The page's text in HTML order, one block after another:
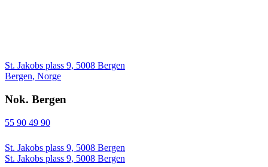
St. Jakobs plass 9, 5008 Bergen
Bergen, Norge
Nok. Bergen
55 90 49 90
St. Jakobs plass 9, 5008 Bergen
St. Jakobs plass 9, 5008 Bergen